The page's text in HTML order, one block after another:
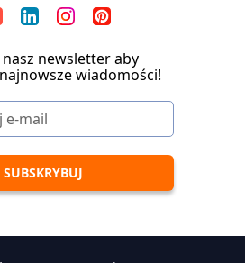
nasz newsletter aby
wiadomości!